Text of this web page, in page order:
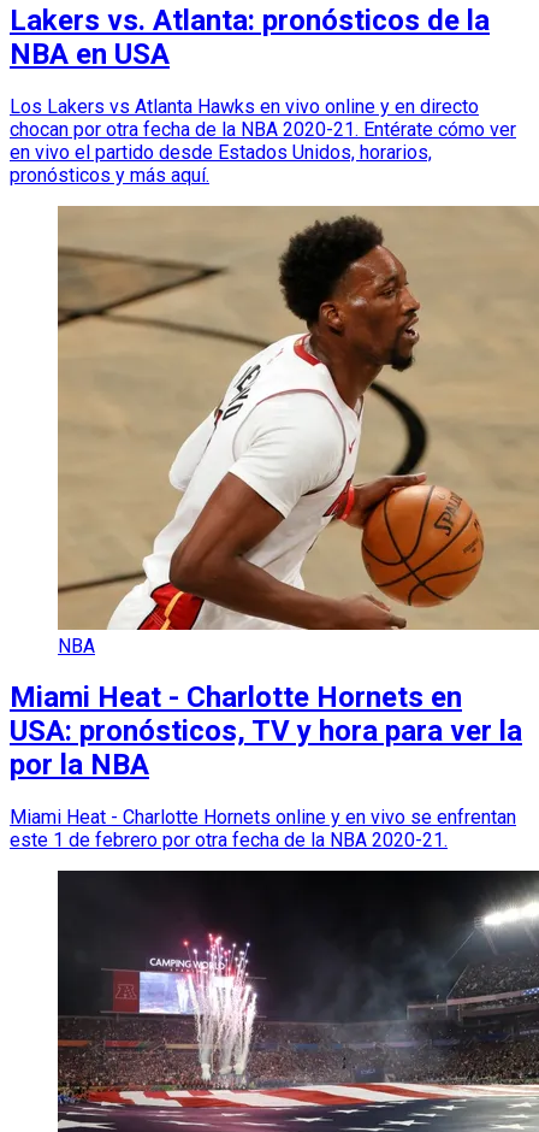
Lakers vs. Atlanta: pronósticos de la
NBA en USA
Los Lakers vs Atlanta Hawks en vivo online y en directo
chocan por otra fecha de la NBA 2020-21. Entérate cómo ver
en vivo el partido desde Estados Unidos, horarios,
pronósticos y más aquí.
NBA
Miami Heat - Charlotte Hornets en
USA: pronósticos, TV y hora para ver la
por la NBA
Miami Heat - Charlotte Hornets online y en vivo se enfrentan
este 1 de febrero por otra fecha de la NBA 2020-21.